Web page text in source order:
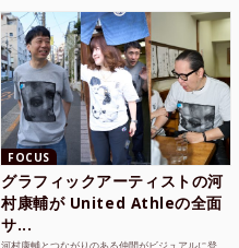
FOCUS
グラフィックアーティストの河
村康輔が United Athleの全面
サ...